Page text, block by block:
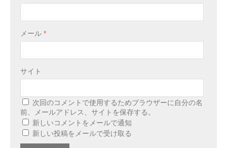
メール *
サイト
次回のコメントで使用するためブラウザーに自分の名
前、メールアドレス、サイトを保存する。
新しいコメントをメールで通知
新しい投稿をメールで受け取る